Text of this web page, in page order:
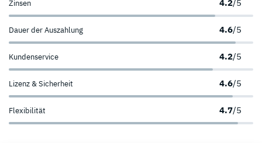
Zinsen 4.2/5
Dauer der Auszahlung 4.6/5
Kundenservice 4.2/5
Lizenz & Sicherheit 4.6/5
Flexibilität 4.7/5